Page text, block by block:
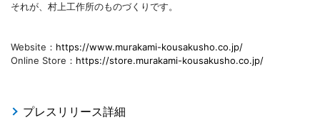
それが、村上工作所のものづくりです。
Website： https://www.murakami-kousakusho.co.jp/
Online Store： https://store.murakami-kousakusho.co.jp/
プレスリリース詳細